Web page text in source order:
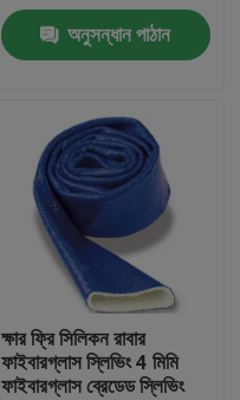
অনুসন্ধান পাঠান
ক্ষার ফ্রি সিলিকন রাবার
ফাইবারগ্লাস স্লিভিং 4 মিমি
ফাইবারগ্লাস ব্রেডেড স্লিভিং